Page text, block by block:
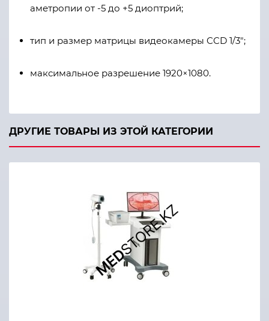
аметропии от -5 до +5 диоптрий;
тип и размер матрицы видеокамеры CCD 1/3";
максимальное разрешение 1920×1080.
ДРУГИЕ ТОВАРЫ ИЗ ЭТОЙ КАТЕГОРИИ